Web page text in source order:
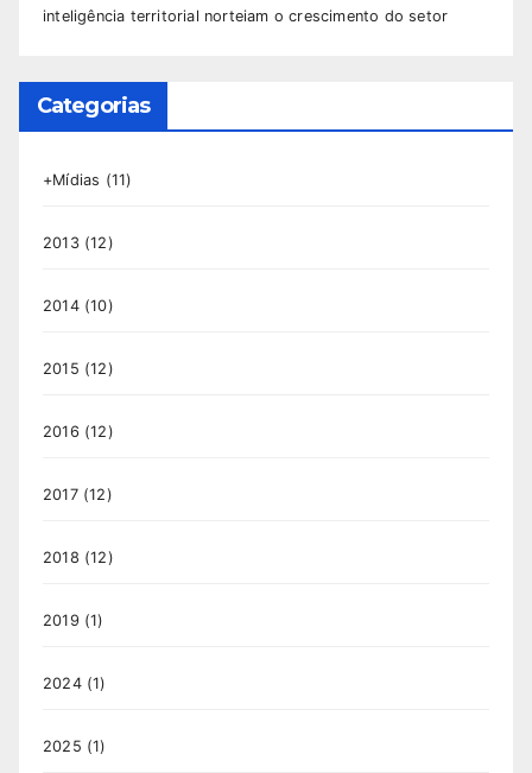
inteligência territorial norteiam o crescimento do setor
Categorias
+Mídias (11)
2013(12)
2014(10)
2015 (12)
2016 (12)
2017(12)
2018 (12)
2019 (1)
2024(1)
2025 (1)